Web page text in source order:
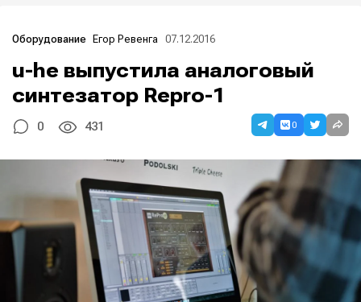
Оборудование Егор Ревенга 07.12.2016
u-he выпустила аналоговый
синтезатор Repro-1
0 431 0